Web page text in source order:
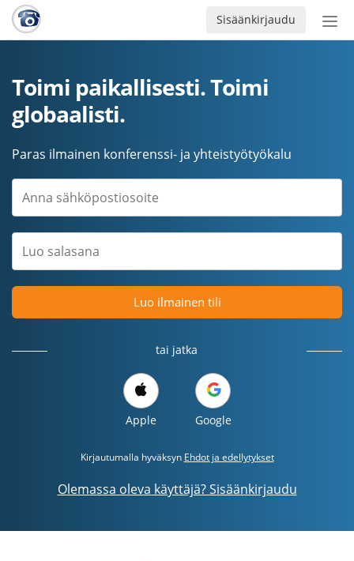
Sisäänkirjaudu
Toimi paikallisesti. Toimi
globaalisti.
Paras ilmainen konferenssi- ja yhteistyötyökalu
Luo ilmainen tili
tai jatka
Apple Google
Kirjautumalla hyväksyn Ehdot ja edellytykset
Olemassa oleva käyttäjä? Sisäänkirjaudu